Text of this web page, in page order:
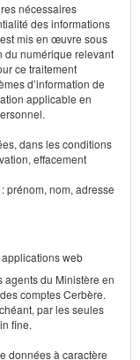
nécessaires
des informations
mis en œuvre sous
du numérique relevant
ce traitement
d’information de
applicable en
dans les conditions
effacement
prénom, nom, adresse
web
du Ministère en
comptes Cerbère.
par les seules
fine.
données à caractère